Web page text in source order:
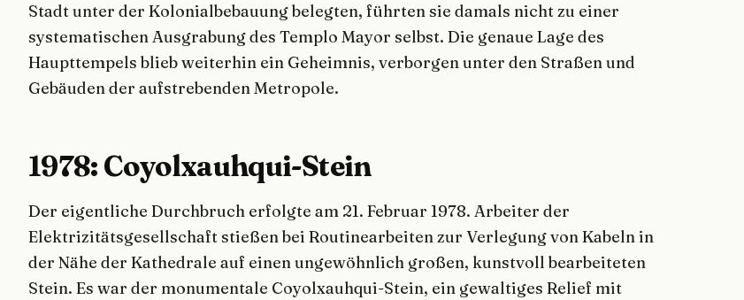
Stadt unter der Kolonialbebauung belegten, führten sie damals nicht zu einer
systematischen Ausgrabung des Templo Mayor selbst. Die genaue Lage des
Haupttempels blieb weiterhin ein Geheimnis, verborgen unter den Straßen und
Gebäuden der aufstrebenden Metropole.
1978: Coyolxauhqui-Stein
Der eigentliche Durchbruch erfolgte am 21. Februar 1978. Arbeiter der
Elektrizitätsgesellschaft stießen bei Routinearbeiten zur Verlegung von Kabeln in
der Nähe der Kathedrale auf einen ungewöhnlich großen, kunstvoll bearbeiteten
Stein. Es war der monumentale Coyolxauhqui-Stein, ein gewaltiges Relief mit